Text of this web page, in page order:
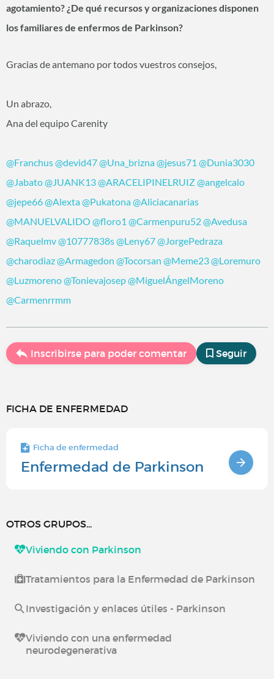
agotamiento? ¿De qué recursos y organizaciones disponen
los familiares de enfermos de Parkinson?
Gracias de antemano por todos vuestros consejos,
Un abrazo,
Ana del equipo Carenity
@Franchus@devid47@Una_brizna@jesus71 @Dunia3030
@Jabato@JUANK13@ARACELIPINELRUIZ@angelcalo
@jepe66@Alexta@Pukatona@Aliciacanarias
@MANUELVALIDO @floro1 @Carmenpuru52@Avedusa
@Raquelmv@10777838s@Leny67@JorgePedraza
@charodiaz@Armagedon @Tocorsan @Meme23@Loremuro
@Luzmoreno@Tonievajosep@MiguelÁngelMoreno
@Carmenrrmm
Inscribirse para poder comentar Seguir
FICHA DE ENFERMEDAD
Ficha de enfermedad
Enfermedad de Parkinson
OTROS GRUPOS...
Viviendo con Parkinson
Tratamientos para la Enfermedad de Parkinson
Investigación y enlaces útiles - Parkinson
Viviendo con una enfermedad
neurodegenerativa